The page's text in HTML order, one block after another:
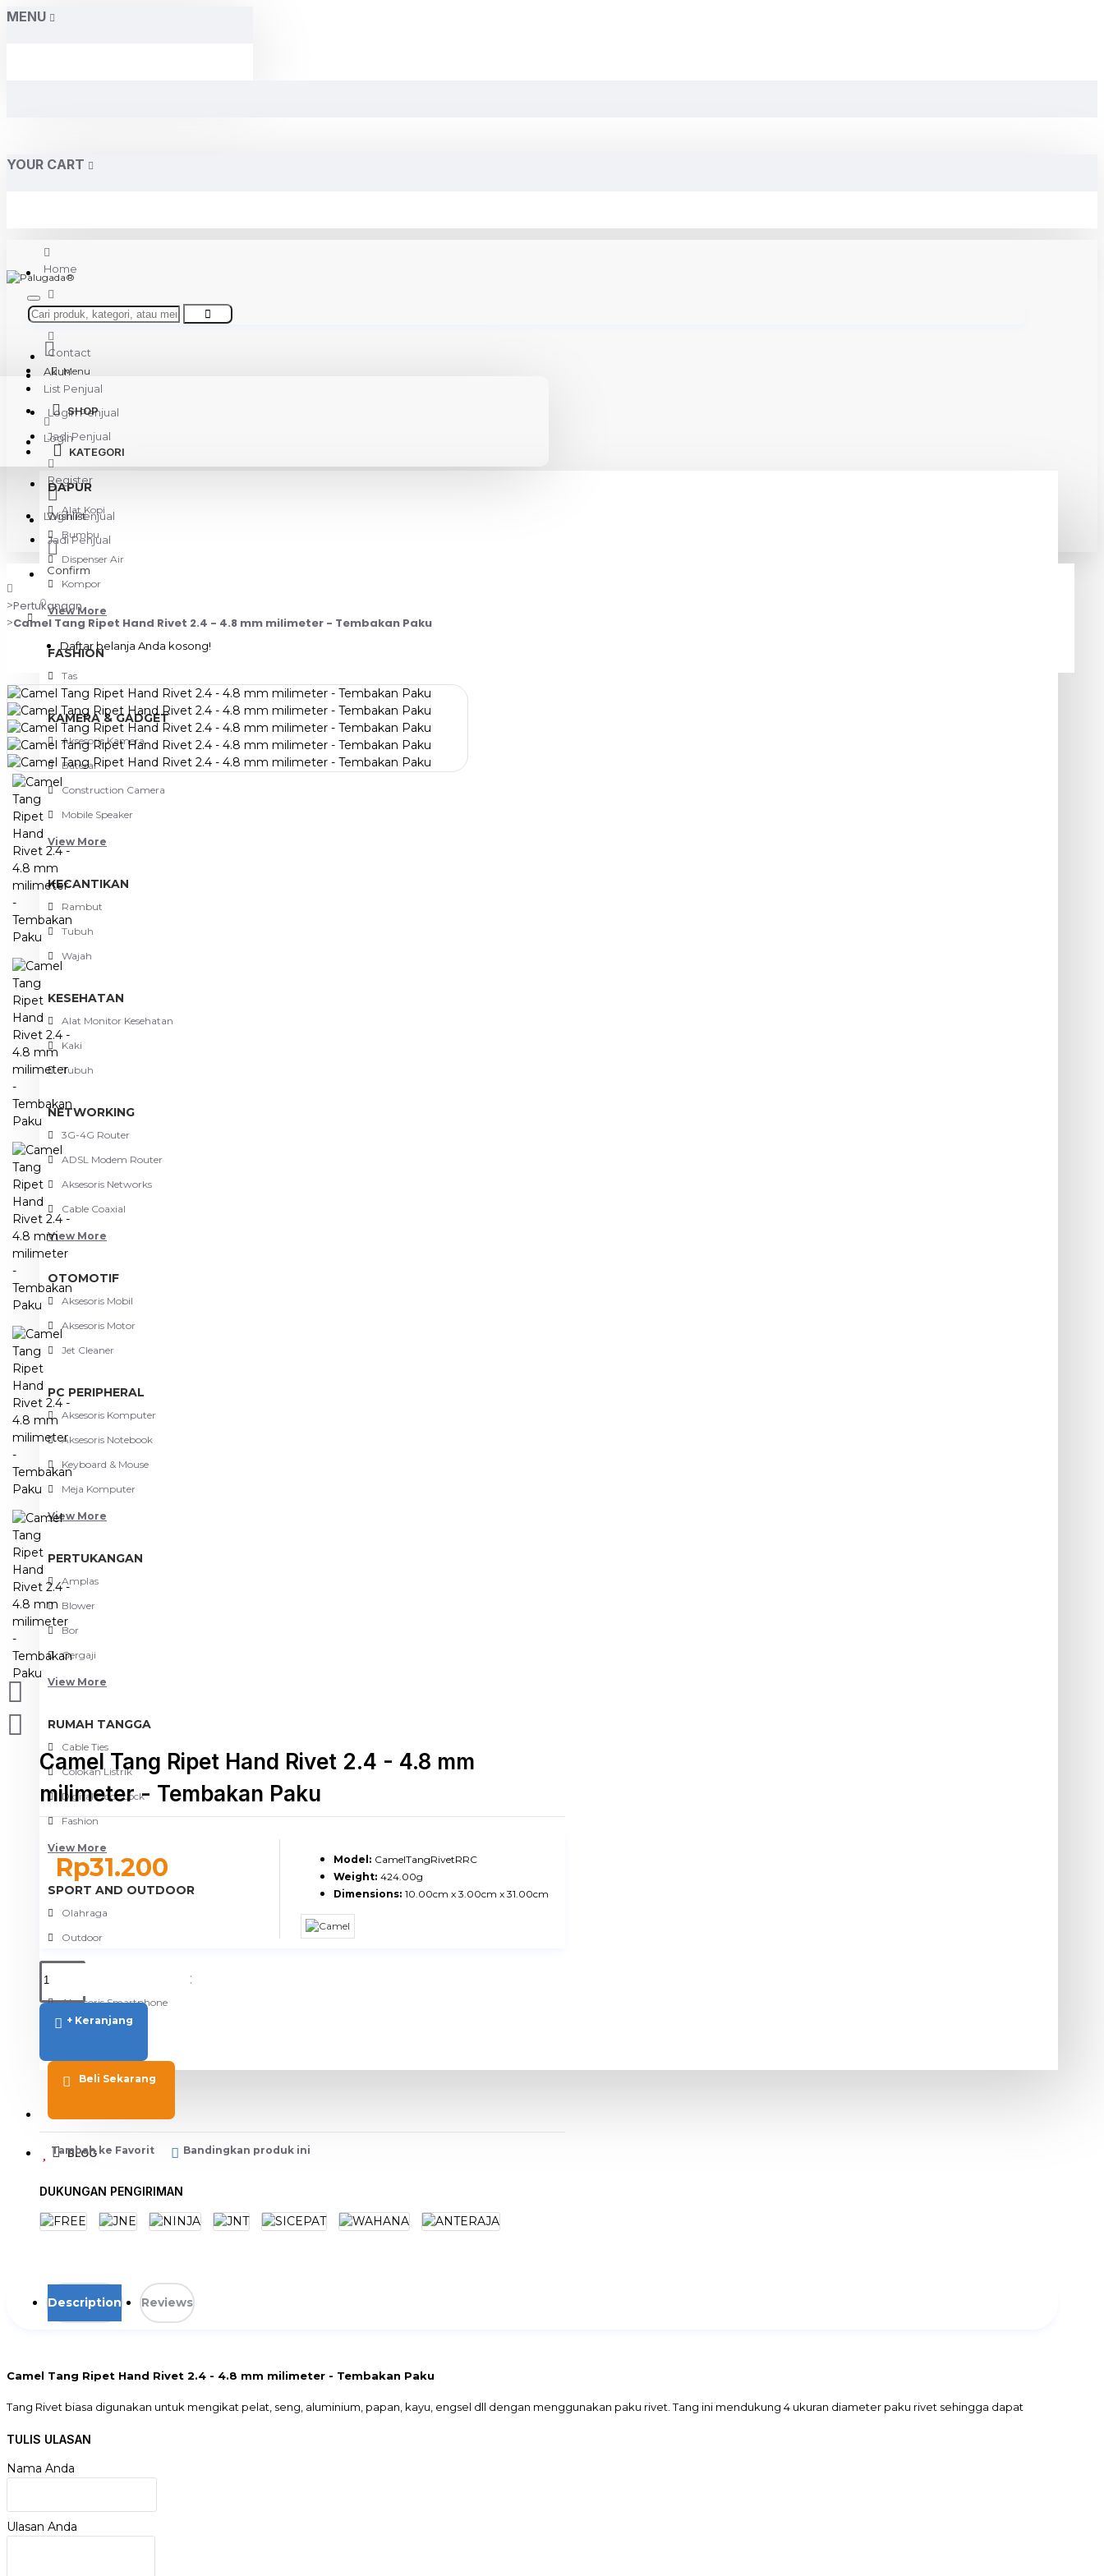
MENU
YOUR CART
Home
About Us
Contact
List Penjual
Login Penjual
Jadi Penjual
Akun
Wishlist
Confirm
0
Daftar belanja Anda kosong!
Menu
SHOP
KATEGORI
DAPUR
Alat Kopi
Bumbu
Dispenser Air
Kompor
View More
FASHION
Tas
KAMERA & GADGET
Aksesoris Kamera
Baterai
Construction Camera
Mobile Speaker
View More
KECANTIKAN
Rambut
Tubuh
Wajah
KESEHATAN
Alat Monitor Kesehatan
Kaki
Tubuh
NETWORKING
3G-4G Router
ADSL Modem Router
Aksesoris Networks
Cable Coaxial
View More
OTOMOTIF
Aksesoris Mobil
Aksesoris Motor
Jet Cleaner
PC PERIPHERAL
Aksesoris Komputer
Aksesoris Notebook
Keyboard & Mouse
Meja Komputer
View More
PERTUKANGAN
Amplas
Blower
Bor
Gergaji
View More
RUMAH TANGGA
Cable Ties
Colokan Listrik
Digital Door Lock
Fashion
View More
SPORT AND OUTDOOR
Olahraga
Outdoor
TABLET SMARTPHONE
Aksesoris Smartphone
BLOG
Login
Register
Login Penjual
Jadi Penjual
Pertukangan
Camel Tang Ripet Hand Rivet 2.4 - 4.8 mm milimeter - Tembakan Paku
Camel Tang Ripet Hand Rivet 2.4 - 4.8 mm
milimeter - Tembakan Paku
Rp31.200 Model: CamelTangRivetRRC
Weight: 424.00g
Dimensions: 10.00cm x 3.00cm x 31.00cm
+ Keranjang
Beli Sekarang
Tambah ke Favorit Bandingkan produk ini
DUKUNGAN PENGIRIMAN
Description Reviews
Camel Tang Ripet Hand Rivet 2.4 - 4.8 mm milimeter - Tembakan Paku
Tang Rivet biasa digunakan untuk mengikat pelat, seng, aluminium, papan, kayu, engsel dll dengan menggunakan paku rivet. Tang ini mendukung 4 ukuran diameter paku rivet sehingga dapat
- Merk Camel
- Grip Karet
- Kualitas Sangat Baik ( Kokoh & Presisi )
TULIS ULASAN
Nama Anda
Ulasan Anda